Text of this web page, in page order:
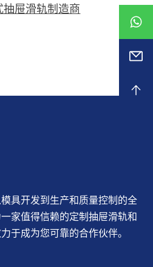
屉滑轨制造商
具开发到生产和质量控制的全
家值得信赖的定制抽屉滑轨和
于成为您可靠的合作伙伴。